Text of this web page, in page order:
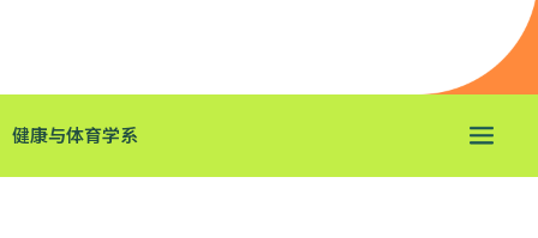
健康与体育学系